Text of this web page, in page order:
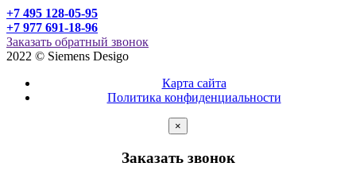
+7 495 128-05-95
+7 977 691-18-96
Заказать обратный звонок
2022 © Siemens Desigo
Карта сайта
Политика конфиденциальности
×
Заказать звонок